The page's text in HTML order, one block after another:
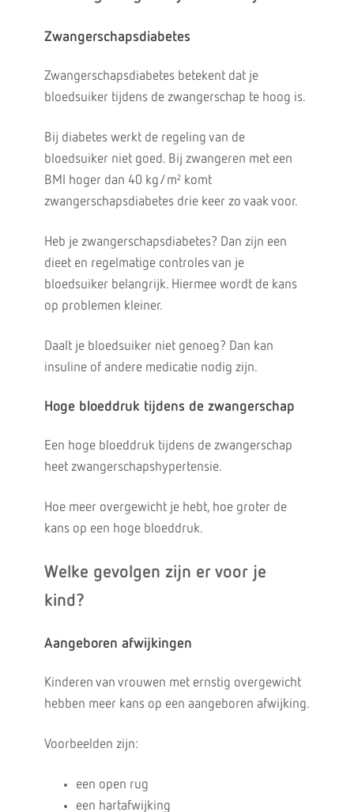
Zwangerschapsdiabetes
Zwangerschapsdiabetes betekent dat je
bloedsuiker tijdens de zwangerschap te hoog is.
Bij diabetes werkt de regeling van de
bloedsuiker niet goed. Bij zwangeren met een
BMI hoger dan 40 kg/m² komt
zwangerschapsdiabetes drie keer zo vaak voor.
Heb je zwangerschapsdiabetes? Dan zijn een
dieet en regelmatige controles van je
bloedsuiker belangrijk. Hiermee wordt de kans
op problemen kleiner.
Daalt je bloedsuiker niet genoeg? Dan kan
insuline of andere medicatie nodig zijn.
Hoge bloeddruk tijdens de zwangerschap
Een hoge bloeddruk tijdens de zwangerschap
heet zwangerschapshypertensie.
Hoe meer overgewicht je hebt, hoe groter de
kans op een hoge bloeddruk.
Welke gevolgen zijn er voor je
kind?
Aangeboren afwijkingen
Kinderen van vrouwen met ernstig overgewicht
hebben meer kans op een aangeboren afwijking.
Voorbeelden zijn:
een open rug
een hartafwijking